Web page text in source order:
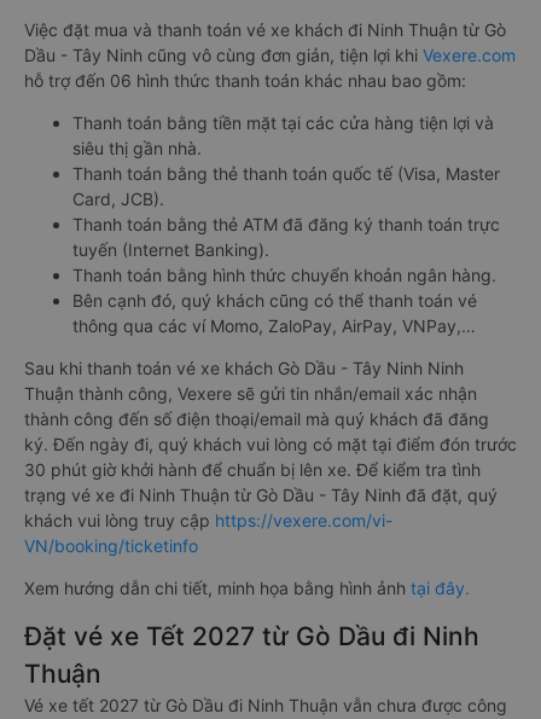
Việc đặt mua và thanh toán vé xe khách đi Ninh Thuận từ Gò
Dầu - Tây Ninh cũng vô cùng đơn giản, tiện lợi khi Vexere.com
hỗ trợ đến 06 hình thức thanh toán khác nhau bao gồm:
Thanh toán bằng tiền mặt tại các cửa hàng tiện lợi và
siêu thị gần nhà.
Thanh toán bằng thẻ thanh toán quốc tế (Visa, Master
Card, JCB).
Thanh toán bằng thẻ ATM đã đăng ký thanh toán trực
tuyến (Internet Banking).
Thanh toán bằng hình thức chuyển khoản ngân hàng.
Bên cạnh đó, quý khách cũng có thể thanh toán vé
thông qua các ví Momo, ZaloPay, AirPay, VNPay,…
Sau khi thanh toán vé xe khách Gò Dầu - Tây Ninh Ninh
Thuận thành công, Vexere sẽ gửi tin nhắn/email xác nhận
thành công đến số điện thoại/email mà quý khách đã đăng
ký. Đến ngày đi, quý khách vui lòng có mặt tại điểm đón trước
30 phút giờ khởi hành để chuẩn bị lên xe. Để kiểm tra tình
trạng vé xe đi Ninh Thuận từ Gò Dầu - Tây Ninh đã đặt, quý
khách vui lòng truy cập https://vexere.com/vi-
VN/booking/ticketinfo
Xem hướng dẫn chi tiết, minh họa bằng hình ảnh tại đây.
Đặt vé xe Tết 2027 từ Gò Dầu đi Ninh
Thuận
Vé xe tết 2027 từ Gò Dầu đi Ninh Thuận vẫn chưa được công